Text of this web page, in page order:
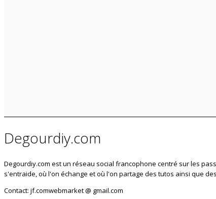
Degourdiy.com
Degourdiy.com est un réseau social francophone centré sur les
s'entraide, où l'on échange et où l'on partage des tutos ainsi que
Contact: jf.comwebmarket @ gmail.com